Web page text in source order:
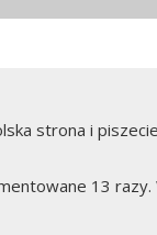
strona i
13